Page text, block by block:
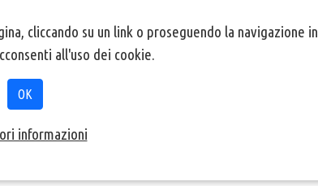
cliccando su un link o proseguendo la navigazione in
all'uso dei cookie.
OK
informazioni